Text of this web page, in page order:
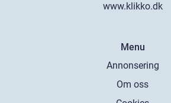
www.klikko.dk
Menu
Annonsering
Om oss